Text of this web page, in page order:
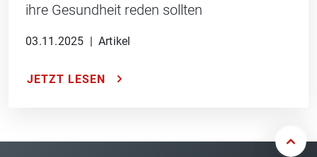
ihre Gesundheit reden sollten
03.11.2025 Artikel
JETZT LESEN